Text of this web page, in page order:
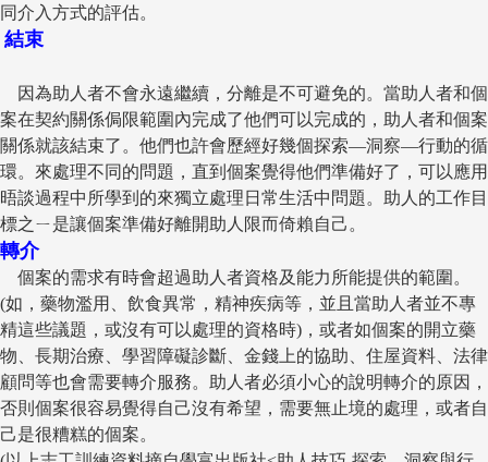
同介入方式的評估。
結束
因為助人者不會永遠繼續，分離是不可避免的。當助人者和個
案在契約關係侷限範圍內完成了他們可以完成的，助人者和個案
關係就該結束了。他們也許會歷經好幾個探索—洞察—行動的循
環。來處理不同的問題，直到個案覺得他們準備好了，可以應用
晤談過程中所學到的來獨立處理日常生活中問題。助人的工作目
標之ㄧ是讓個案準備好離開助人限而倚賴自己。
轉介
個案的需求有時會超過助人者資格及能力所能提供的範圍。
(如，藥物濫用、飲食異常，精神疾病等，並且當助人者並不專
精這些議題，或沒有可以處理的資格時)，或者如個案的開立藥
物、長期治療、學習障礙診斷、金錢上的協助、住屋資料、法律
顧問等也會需要轉介服務。助人者必須小心的說明轉介的原因，
否則個案很容易覺得自己沒有希望，需要無止境的處理，或者自
己是很糟糕的個案。